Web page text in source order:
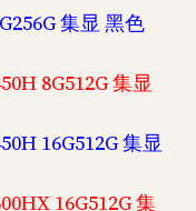
集显 黑色
8G512G 集显
16G512G 集显
16G512G 集